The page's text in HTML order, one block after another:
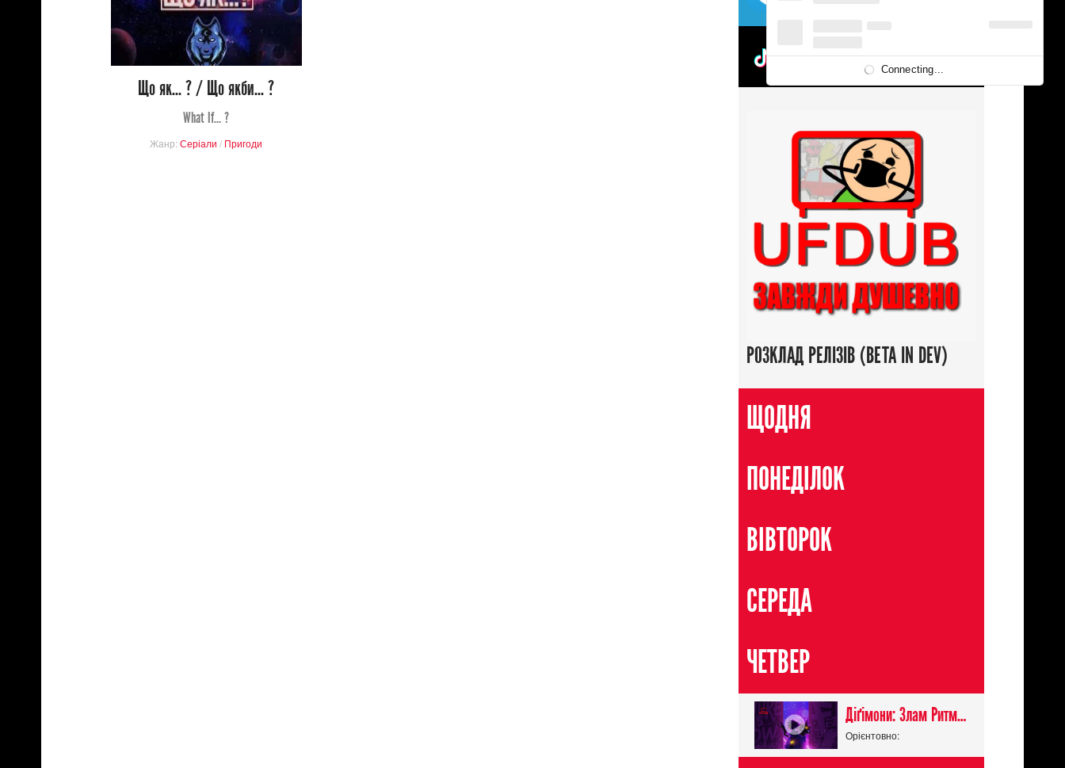
0 16
Що як... ? / Що якби... ?
What If... ?
Жанр:Серіали / Пригоди
UFDUBTOK
РОЗКЛАД РЕЛІЗІВ (BETA IN DEV)
ЩОДНЯ
ПОНЕДІЛОК
ВІВТОРОК
СЕРЕДА
ЧЕТВЕР
Діґімони: Злам Ритму / Digimon Beatbreak
Орієнтовно:
Connecting...